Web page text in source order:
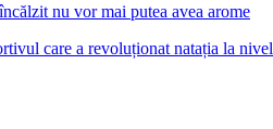
nu vor mai putea avea arome
care a revoluționat natația la